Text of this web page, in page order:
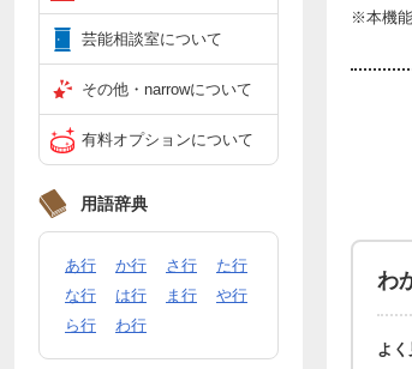
芸能相談室について
その他・narrowについて
有料オプションについて
用語辞典
あ行 か行 さ行
た行
な行
は行 ま行
や行
ら行
わ行
※本機能
わ
よ